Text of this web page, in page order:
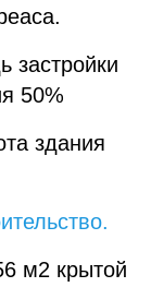
застройки
50%
здания
м2 крытой